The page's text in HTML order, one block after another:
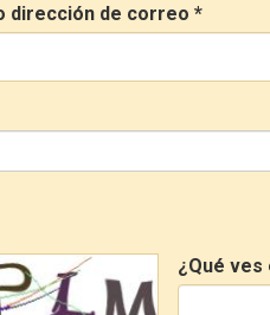
dirección de correo *
¿Qué